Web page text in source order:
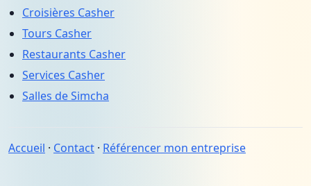
Croisières Casher
Tours Casher
Restaurants Casher
Services Casher
Salles de Simcha
Accueil · Contact · Référencer mon entreprise